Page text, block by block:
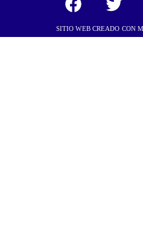
SITIO WEB CREADO CON